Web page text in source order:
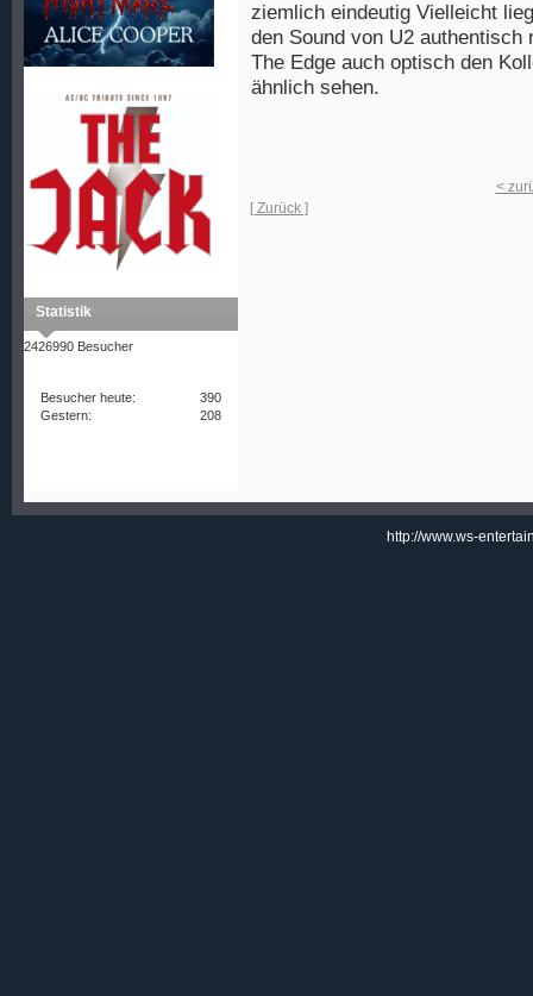
Statistik
2426990 Besucher
Besucher heute:
390
Gestern:
208
ziemlich eindeutig Vielleicht
den Sound von U2 authentisch
The Edge auch optisch den
ähnlich sehen.
<
[ Zurück ]
http://www.ws-